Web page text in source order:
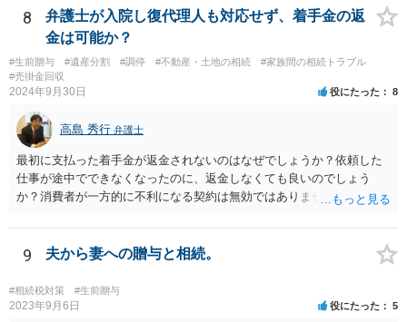
8
弁護士が入院し復代理人も対応せず、着手金の返
金は可能か？
#生前贈与 #遺産分割 #調停 #不動産・土地の相続
#家族間の相続トラブル
#売掛金回収
2024年9月30日 役にたった 8
高島 秀行 弁護士
最初に支払った着手金が返金されないのはなぜでしょうか？依頼した
仕事が途中でできなくなったのに、返金しなくても良いのでしょう
か？消費者が一方的に不利になる契約は無効ではありませんか？
務があると思います。 倒れた弁護士が所属する弁護士会に相談さ
れた方がよいと思います。 倒れた弁護士は脳梗塞で倒れたようで
すが、 判断能力があり、復代理を倒れた弁護士の判断で復代理を
選任したのか 即ち、復代理人の選任は有効なのかという問題もあ
ると思います。
9 夫から妻への贈与と相続。
#相続税対策 #生前贈与
2023年9月6日 役にたった 5